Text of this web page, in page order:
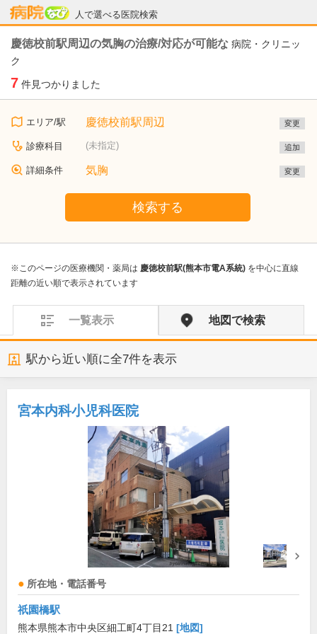
人で選べる医院検索
病院なび
慶徳校前駅周辺の気胸の治療/対応が可能な 病院・クリニッ
ク
7 件見つかりました
エリア/駅 慶徳校前駅周辺 変更
診療科目 (未指定) 追加
詳細条件 気胸 変更
検索する
※このページの医療機関・薬局は 慶徳校前駅(熊本市電A系統) を中心に直線
距離の近い順で表示されています
一覧表示 地図で検索
駅から近い順に全7件を表示
宮本内科小児科医院
所在地・電話番号
祇園橋駅
熊本県熊本市中央区細工町4丁目21 [地図]